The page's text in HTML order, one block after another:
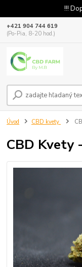
!!!
+421 904 744 619
(Po-Pia, 8-20 hod.)
Úvod CBD kvety
CBD Kvety